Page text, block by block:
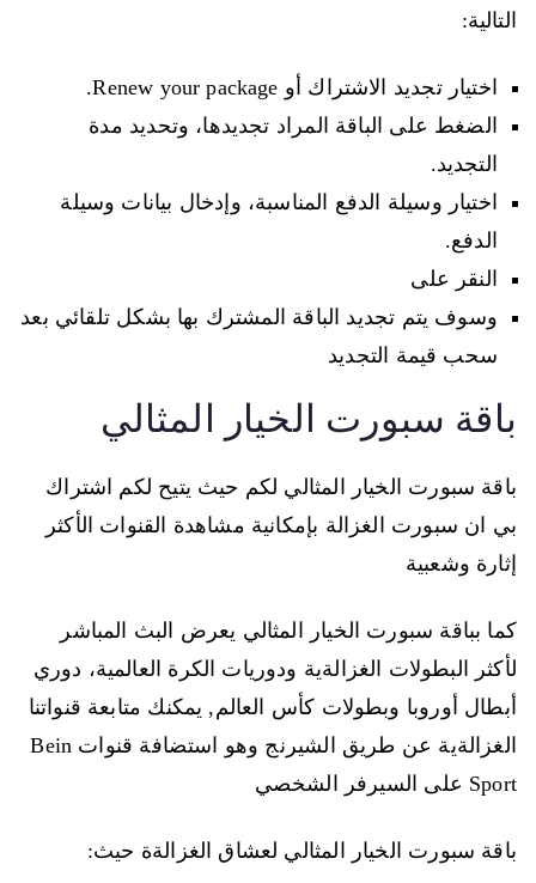
التالية:
اختيار تجديد الاشتراك أو Renew your package.
الضغط على الباقة المراد تجديدها، وتحديد مدة
التجديد.
اختيار وسيلة الدفع المناسبة، وإدخال بيانات وسيلة
الدفع.
النقر على
وسوف يتم تجديد الباقة المشترك بها بشكل تلقائي بعد
سحب قيمة التجديد
باقة سبورت الخيار المثالي
باقة سبورت الخيار المثالي لكم حيث يتيح لكم اشتراك
بي ان سبورت الغزالة بإمكانية مشاهدة القنوات الأكثر
إثارة وشعبية
كما بباقة سبورت الخيار المثالي يعرض البث المباشر
لأكثر البطولات الغزالةية ودوريات الكرة العالمية، دوري
أبطال أوروبا وبطولات كأس العالم, يمكنك متابعة قنواتنا
الغزالةية عن طريق الشيرنج وهو استضافة قنوات Bein
Sport على السيرفر الشخصي
باقة سبورت الخيار المثالي لعشاق الغزالةة حيث: